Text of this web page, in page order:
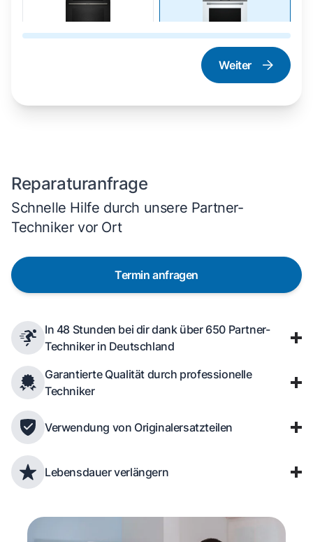
Herd und Backofen
Weiter
Reparaturanfrage
Schnelle Hilfe durch unsere Partner-
Techniker vor Ort
Termin anfragen
In 48 Stunden bei dir dank über 650 Partner-
Techniker in Deutschland
Garantierte Qualität durch professionelle
Techniker
Verwendung von Originalersatzteilen
Lebensdauer verlängern